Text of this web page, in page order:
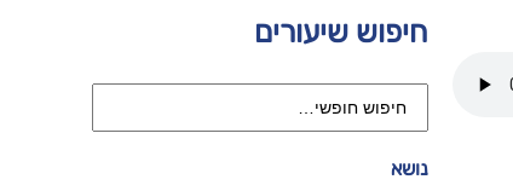
חיפוש שיעורים
נושא